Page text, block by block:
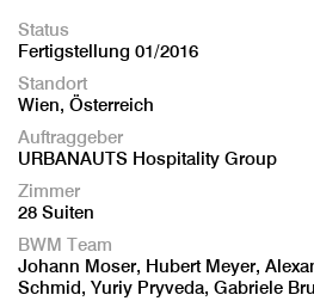
Status
Fertigstellung 01/2016
Standort
Wien, Österreich
Auftraggeber
URBANAUTS Hospitality Group
Zimmer
28 Suiten
BWM Team
Johann Moser, Hubert Meyer,
Schmid, Yuriy Pryveda, Gabriele